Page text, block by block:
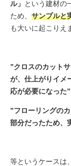
ル」 という建材の
ため、 サンプルと
も大いに起こりえ
”クロスのカット
が、仕上がりイメ
応が必要になった”
”フローリングの
部分だったため、
等というケースは